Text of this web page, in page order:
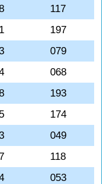
117
197
079
068
193
174
049
118
053